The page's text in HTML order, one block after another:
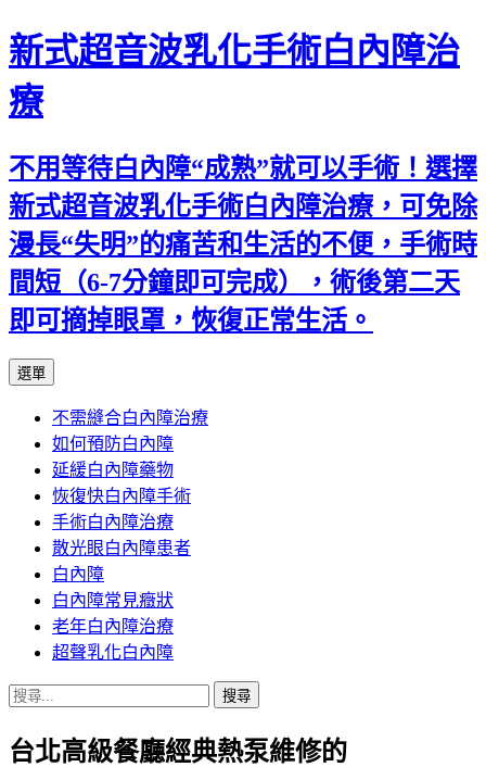
新式超音波乳化手術白內障治
療
不用等待白內障“成熟”就可以手術！選擇
新式超音波乳化手術白內障治療，可免除
漫長“失明”的痛苦和生活的不便，手術時
間短（6-7分鐘即可完成），術後第二天
即可摘掉眼罩，恢復正常生活。
選單
主
要
內
容
不需縫合白內障治療
如何預防白內障
延緩白內障藥物
恢復快白內障手術
手術白內障治療
散光眼白內障患者
白內障
白內障常見癥狀
老年白內障治療
超聲乳化白內障
搜
關
台北高級餐廳經典熱泵維修的